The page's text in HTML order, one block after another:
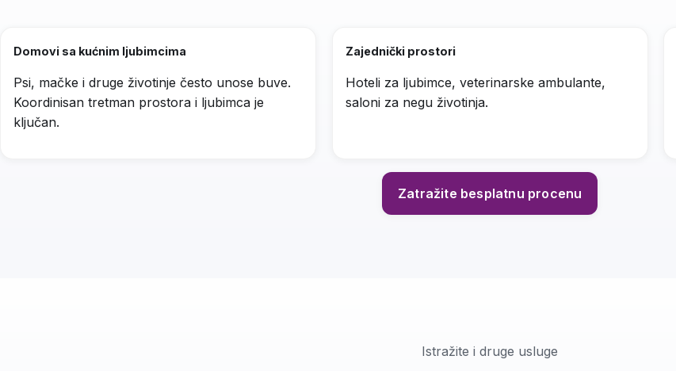
Domovi sa kućnim ljubimcima
Psi, mačke i druge životinje često unose buve.
Koordinisan tretman prostora i ljubimca je
ključan.
Zajednički prostori
Hoteli za ljubimce, veterinarske ambulante,
saloni za negu životinja.
Zatražite besplatnu procenu
Istražite i druge usluge